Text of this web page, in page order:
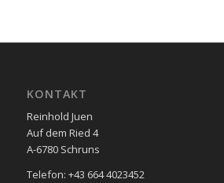
KONTAKT
Reinhold Juen
Auf dem Ried 4
A-6780 Schruns
Telefon: +43 664 4023452